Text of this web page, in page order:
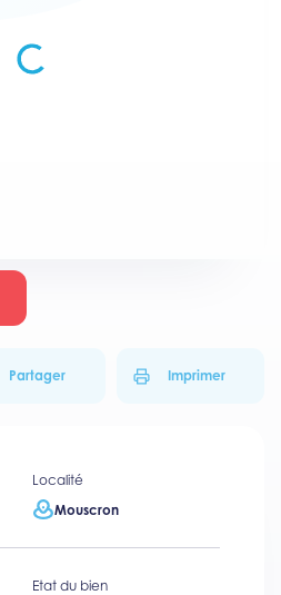
Partager Imprimer
Localité
Mouscron
Etat du bien